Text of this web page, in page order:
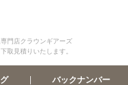
門店クラウンギアーズ
取見積りいたします。
バックナンバー